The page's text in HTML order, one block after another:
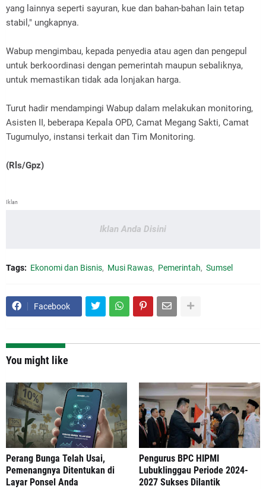
yang lainnya seperti sayuran, kue dan bahan-bahan lain tetap
stabil," ungkapnya.
Wabup mengimbau, kepada penyedia atau agen dan pengepul
untuk berkoordinasi dengan pemerintah maupun sebaliknya,
untuk memastikan tidak ada lonjakan harga.
Turut hadir mendampingi Wabup dalam melakukan monitoring,
Asisten II, beberapa Kepala OPD, Camat Megang Sakti, Camat
Tugumulyo, instansi terkait dan Tim Monitoring.
(Rls/Gpz)
Iklan
Iklan Anda Disini
Tags: Ekonomi dan Bisnis Musi Rawas Pemerintah Sumsel
Facebook
You might like
Perang Bunga Telah Usai,
Pemenangnya Ditentukan di
Layar Ponsel Anda
Pengurus BPC HIPMI
Lubuklinggau Periode 2024-
2027 Sukses Dilantik